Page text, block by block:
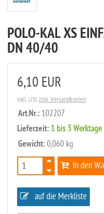
POLO-KAL XS
DN 40/40
6,10 EUR
inkl. UStzzgl. Versandkosten
Art.Nr.: 102207
Lieferzeit: 1 bis 3 Werktage
Gewicht: 0,060 kg
In den
auf die Merkliste